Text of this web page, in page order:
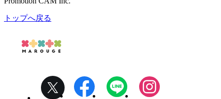
トップへ戻る